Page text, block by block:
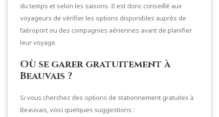
du temps et selon les saisons. Il est donc conseillé aux
voyageurs de vérifier les options disponibles auprès de
l’aéroport ou des compagnies aériennes avant de planifier
leur voyage.
Où se garer gratuitement à
Beauvais ?
Si vous cherchez des options de stationnement gratuites à
Beauvais, voici quelques suggestions :